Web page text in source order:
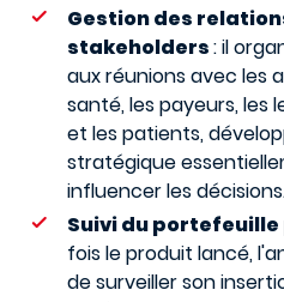
Gestion des
stakeholders: il
aux réunions avec les
santé, les payeurs, les
et les patients,
stratégique
influencer les
Suivi du
fois le produit lancé,
de surveiller son